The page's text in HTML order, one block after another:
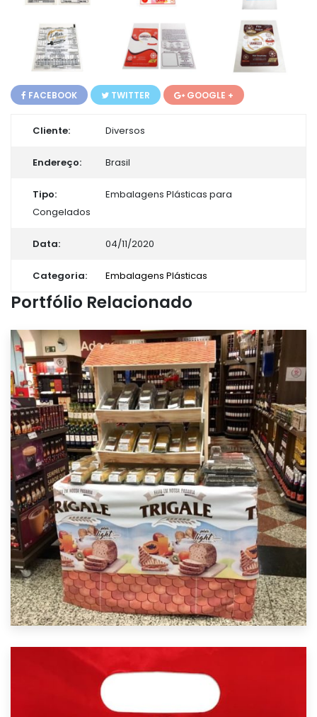
FACEBOOK TWITTER GOOGLE +
Cliente: Diversos
Endereço: Brasil
Tipo:
Embalagens Plásticas para
Congelados
Data: 04/11/2020
Categoria: Embalagens Plásticas
Portfólio Relacionado